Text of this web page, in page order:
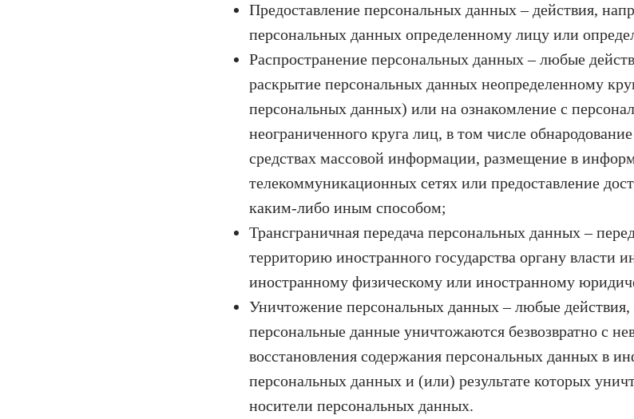
Предоставление персональных данных – действия,
персональных данных определенному лицу или
Распространение персональных данных – любые
раскрытие персональных данных неопределенному
персональных данных) или на ознакомление с
неограниченного круга лиц, в том числе
средствах массовой информации, размещение в
телекоммуникационных сетях или предоставление
каким-либо иным способом;
Трансграничная передача персональных данных –
территорию иностранного государства органу власти
иностранному физическому или иностранному
Уничтожение персональных данных – любые действия,
персональные данные уничтожаются безвозвратно с
восстановления содержания персональных данных в
персональных данных и (или) результате которых
носители персональных данных.